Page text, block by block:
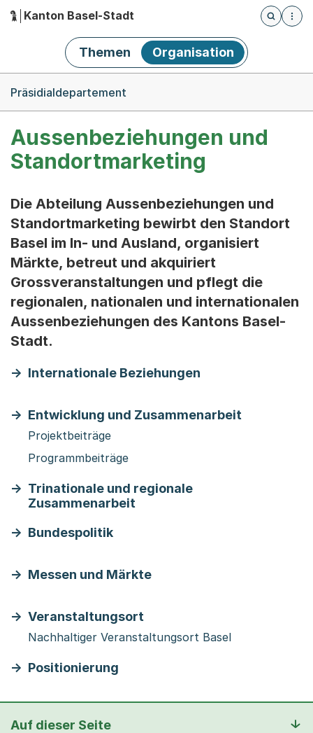
Hauptnavigation
Kanton Basel-Stadt
Öffnet
Themen Organisation
Präsidialdepartement
Aussenbeziehungen und
Standortmarketing
Die Abteilung Aussenbeziehungen und
Standortmarketing bewirbt den Standort
Basel im In- und Ausland, organisiert
Märkte, betreut und akquiriert
Grossveranstaltungen und pflegt die
regionalen, nationalen und internationalen
Aussenbeziehungen des Kantons Basel-
Stadt.
Internationale Beziehungen
Entwicklung und Zusammenarbeit
Projektbeiträge
Programmbeiträge
Trinationale und regionale
Zusammenarbeit
Bundespolitik
Messen und Märkte
Veranstaltungsort
Nachhaltiger Veranstaltungsort Basel
Positionierung
Auf dieser Seite